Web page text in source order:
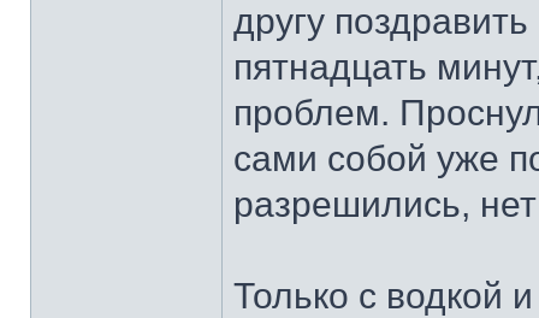
другу
пятнадцать
проблем.
сами собой уже
разрешились,
Только с водкой